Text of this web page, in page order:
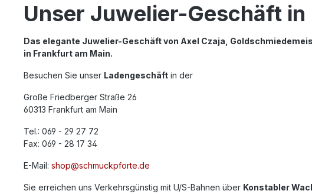
Unser Juwelier-Geschäft
Das elegante Juwelier-Geschäft von Axel Czaja,
in Frankfurt am Main.
Besuchen Sie unser Ladengeschäft in der
Große Friedberger Straße 26
60313 Frankfurt am Main
Tel.: 069 - 29 27 72
Fax: 069 - 28 17 34
E-Mail: shop@schmuckpforte.de
Sie erreichen uns Verkehrsgünstig mit U/S-Bahnen über Konstabler